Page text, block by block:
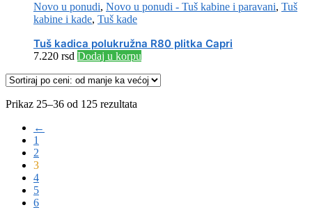
Novo u ponudi, Novo u ponudi - Tuš kabine i paravani, Tuš
kabine i kade, Tuš kade
Tuš kadica polukružna R80 plitka Capri
7.220 rsd Dodaj u korpu
Prikaz 25–36 od 125 rezultata
←
1
2
3
4
5
6